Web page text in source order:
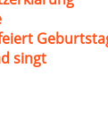
singt